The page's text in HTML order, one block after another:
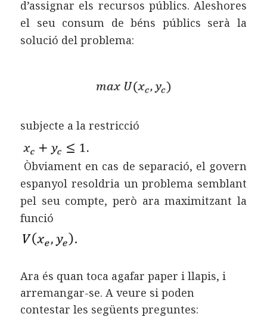
d’assignar els recursos públics. Aleshores
el seu consum de béns públics serà la
solució del problema:
subjecte a la restricció
Òbviament en cas de separació, el govern
espanyol resoldria un problema semblant
pel seu compte, però ara maximitzant la
funció
Ara és quan toca agafar paper i llapis, i
arremangar-se. A veure si poden
contestar les següents preguntes: